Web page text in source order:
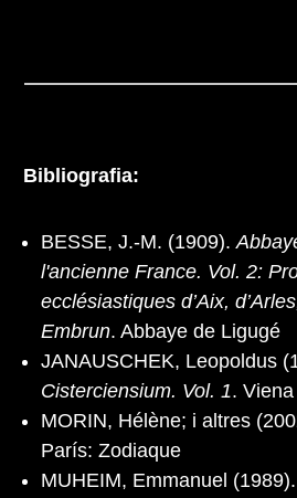
Bibliografia:
BESSE, J.-M. (1909).
l'ancienne France. Vol. 2:
ecclésiastiques d’Aix,
Embrun. Abbaye de Ligugé
JANAUSCHEK, Leopoldus
Cisterciensium. Vol. 1. Viena
MORIN, Hélène; i altres
París: Zodiaque
MUHEIM, Emmanuel (1989).